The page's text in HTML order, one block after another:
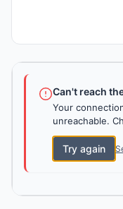
Can't reach
Your
unreachable.
Try again